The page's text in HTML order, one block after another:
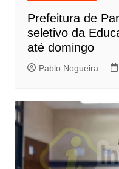
Prefeitura de
seletivo da
até domingo
Pablo Nogueira